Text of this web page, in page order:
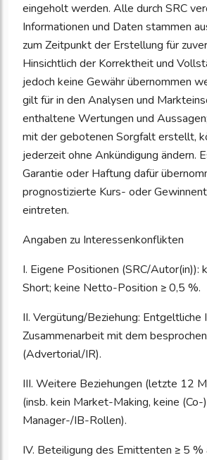
eingeholt werden. Alle durch SRC
Informationen und Daten stammen
zum Zeitpunkt der Erstellung für
Hinsichtlich der Korrektheit und
jedoch keine Gewähr übernommen
gilt für in den Analysen und
enthaltene Wertungen und
mit der gebotenen Sorgfalt erstellt,
jederzeit ohne Ankündigung ändern.
Garantie oder Haftung dafür
prognostizierte Kurs- oder
eintreten.
Angaben zu Interessenkonflikten
I. Eigene Positionen (SRC/Autor(in)):
Short; keine Netto-Position ≥ 0,5 %.
II. Vergütung/Beziehung: Entgeltliche
Zusammenarbeit mit dem
(Advertorial/IR).
III. Weitere Beziehungen (letzte 12
(insb. kein Market-Making, keine
Manager-/IB-Rollen).
IV. Beteiligung des Emittenten ≥ 5 %